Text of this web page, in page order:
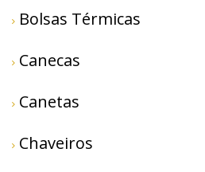
Bolsas Térmicas
Canecas
Canetas
Chaveiros